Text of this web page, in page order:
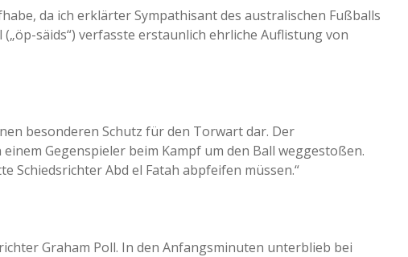
da ich erklärter Sympathisant des australischen Fußballs
säids“) verfasste erstaunlich ehrliche Auflistung von
besonderen Schutz für den Torwart dar. Der
Gegenspieler beim Kampf um den Ball weggestoßen.
Schiedsrichter Abd el Fatah abpfeifen müssen.“
Graham Poll. In den Anfangsminuten unterblieb bei